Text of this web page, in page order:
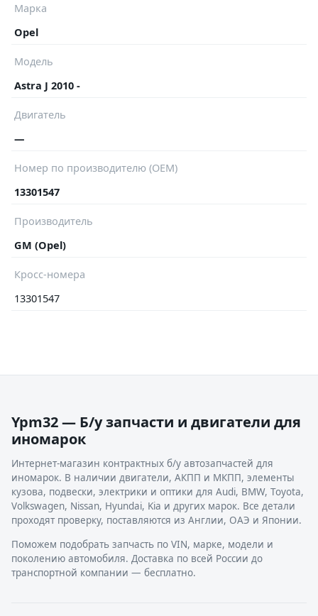
Марка
Opel
Модель
Astra J 2010 -
Двигатель
—
Номер по производителю (OEM)
13301547
Производитель
GM (Opel)
Кросс-номера
13301547
Ypm32 — Б/у запчасти и двигатели для
иномарок
Интернет-магазин контрактных б/у автозапчастей для
иномарок. В наличии двигатели, АКПП и МКПП, элементы
кузова, подвески, электрики и оптики для Audi, BMW, Toyota,
Volkswagen, Nissan, Hyundai, Kia и других марок. Все детали
проходят проверку, поставляются из Англии, ОАЭ и Японии.
Поможем подобрать запчасть по VIN, марке, модели и
поколению автомобиля. Доставка по всей России до
транспортной компании — бесплатно.